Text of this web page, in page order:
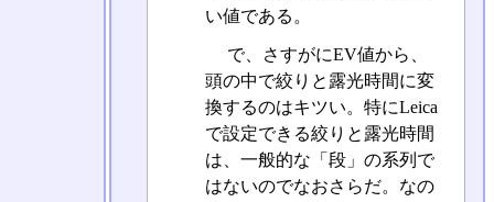
い値である。
で、さすがにEV値から、
頭の中で絞りと露光時間に変
換するのはキツい。特にLeica
で設定できる絞りと露光時間
は、一般的な「段」の系列で
はないのでなおさらだ。なの